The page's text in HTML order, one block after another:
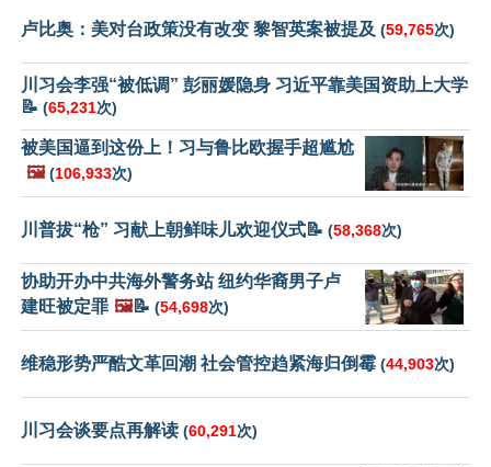
卢比奥：美对台政策没有改变 黎智英案被提及 (59,765次)
川习会李强“被低调” 彭丽媛隐身 习近平靠美国资助上大学
📝 (65,231次)
被美国逼到这份上！习与鲁比欧握手超尴尬
🖼️ (106,933次)
川普拔“枪” 习献上朝鲜味儿欢迎仪式📝 (58,368次)
协助开办中共海外警务站 纽约华裔男子卢
建旺被定罪 🖼️📝 (54,698次)
维稳形势严酷文革回潮 社会管控趋紧海归倒霉 (44,903次)
川习会谈要点再解读 (60,291次)